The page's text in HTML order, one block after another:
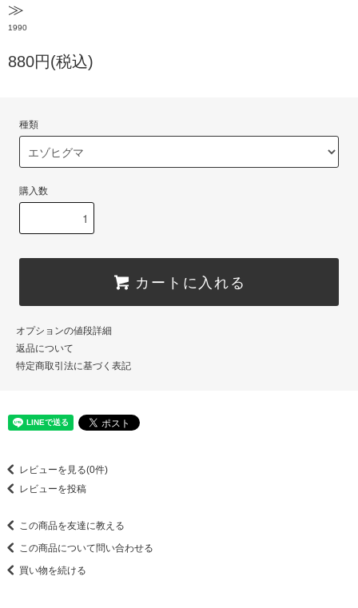
≫
1990
880円(税込)
種類
購入数
カートに入れる
オプションの値段詳細
返品について
特定商取引法に基づく表記
レビューを見る(0件)
レビューを投稿
この商品を友達に教える
この商品について問い合わせる
買い物を続ける